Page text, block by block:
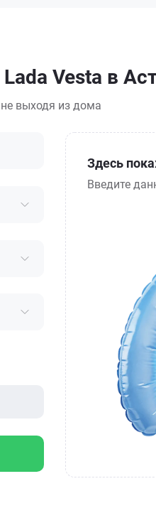
Vesta в
выходя из дома
Здесь
Введите